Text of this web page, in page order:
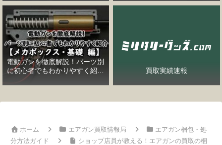
電動ガンを徹底解説！パーツ別
に初心者でもわかりやすく紹介
【メカボックス・基礎編】
買取実績速報
ホーム エアガン買取情報局
エアガン梱包・処
分方法ガイド
ショップ店員が教える！エアガンの買取の梱